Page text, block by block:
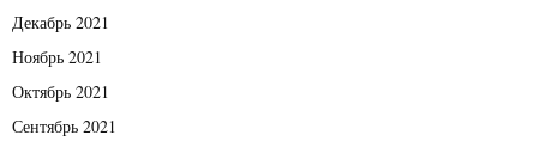
Декабрь 2021
Ноябрь 2021
Октябрь 2021
Сентябрь 2021